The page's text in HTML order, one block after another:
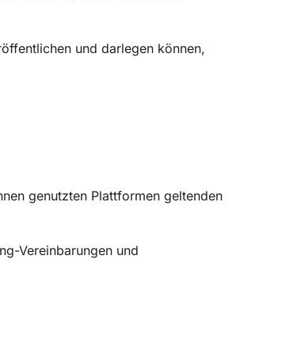
und darlegen können,
genutzten Plattformen geltenden
Vereinbarungen und